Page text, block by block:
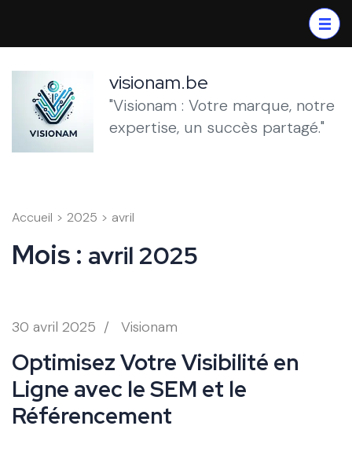
contenu
(Pressez
Entrée)
visionam.be
"Visionam : Votre marque, notre
expertise, un succès partagé."
Accueil > 2025 > avril
Mois : avril 2025
30 avril 2025 / Visionam
Optimisez Votre Visibilité en
Ligne avec le SEM et le
Référencement